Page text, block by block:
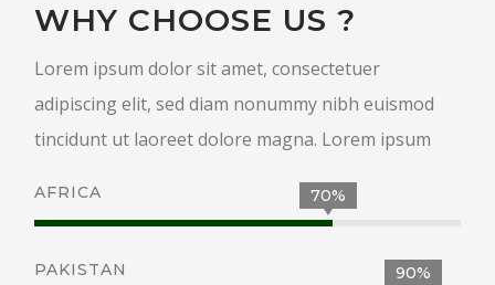
WHY CHOOSE US ?
Lorem ipsum dolor sit amet, consectetuer
adipiscing elit, sed diam nonummy nibh euismod
tincidunt ut laoreet dolore magna. Lorem ipsum
AFRICA 70%
PAKISTAN 90%